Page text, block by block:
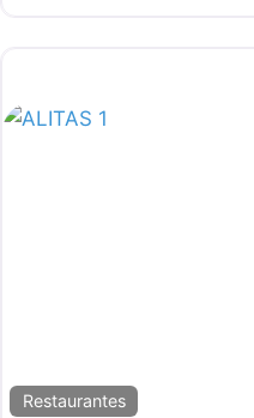
Restaurantes